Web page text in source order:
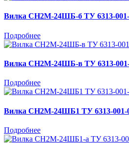
Вилка СН2М-24ШБ-б ТУ 6313-001-
Подробнее
Вилка СН2М-24ШБ-в ТУ 6313-001-
Подробнее
Вилка СН2М-24ШБ1 ТУ 6313-001-
Подробнее